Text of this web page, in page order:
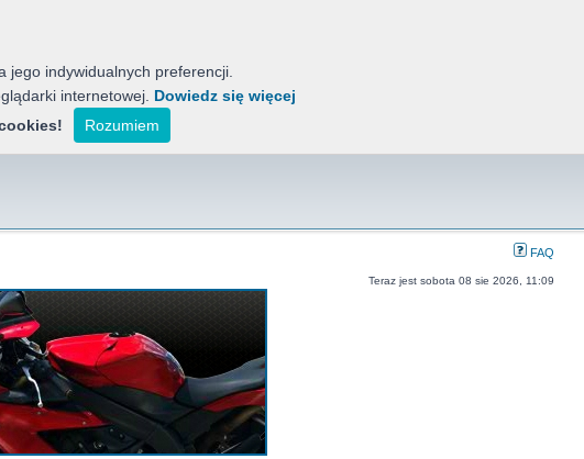
Azjatyckich Motocykli
motocykli, jak również koreańskich, indyjskich i japońskich.
FAQ
Teraz jest sobota 08 sie 2026, 11:09
jego indywidualnych preferencji.
internetowej. Dowiedz się więcej
Rozumiem